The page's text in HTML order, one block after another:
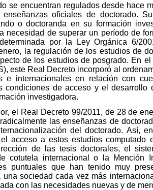
se encuentran regulados desde hace
oficiales de doctorado.
o doctoranda en su formación
necesidad de superar un período de
por la Ley Orgánica 6/
la regulación de los estudios de
de los estudios de posgrado. En
este Real Decreto incorporó al
e internacionales en relación con
condiciones de acceso y el
investigadora.
el Real Decreto 99/2011, de 28 de
las enseñanzas de
del doctorado. Así,
acceso a estos estudios computado
de las tesis doctorales, el
cotutela internacional o la
puntuales que han tenido muy
sociedad cada vez más
con las necesidades nuevas y de